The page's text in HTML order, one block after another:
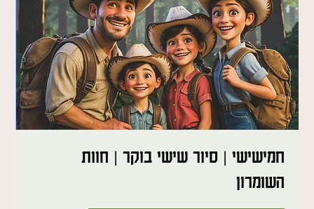
חמישישי | סיור שישי בוקר | חוות
השומרון